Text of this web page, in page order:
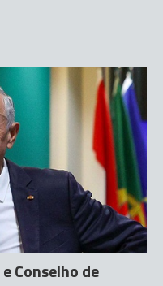
Conselho de